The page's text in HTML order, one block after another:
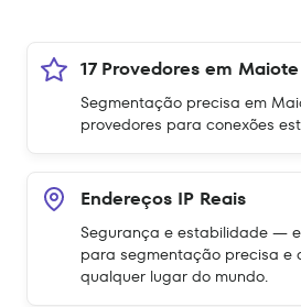
17 Provedores em Maiote
Segmentação precisa em
provedores para conexões
Endereços IP Reais
Segurança e estabilidade —
para segmentação precisa e
qualquer lugar do mundo.